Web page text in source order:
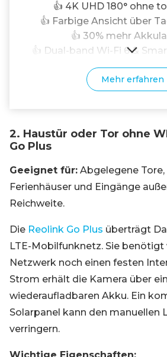
👍 4K UHD 180° ohne
👍 Farbige Ansicht über
👍 30% mehr
👍 Dual-band Wi-Fi 6 &
Mehr erfahren
2. Haustür oder Tor ohne
Go Plus
Geeignet für: Abgelegene
Ferienhäuser und Eingänge
Reichweite.
Die Reolink Go Plus überträgt
LTE-Mobilfunknetz. Sie benötigt
Netzwerk noch einen festen
Strom erhält die Kamera über
wiederaufladbaren Akku. Ein
Solarpanel kann den manuellen
verringern.